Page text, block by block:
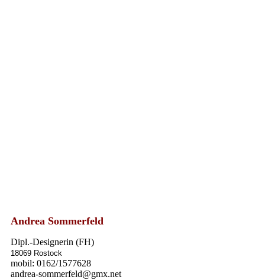
Andrea Sommerfeld
Dipl.-Designerin (FH)
18069 Rostock
mobil: 0162/1577628
andrea-sommerfeld@gmx.net